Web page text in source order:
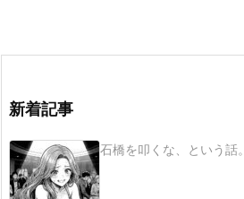
新着記事
石橋を叩くな、という話。